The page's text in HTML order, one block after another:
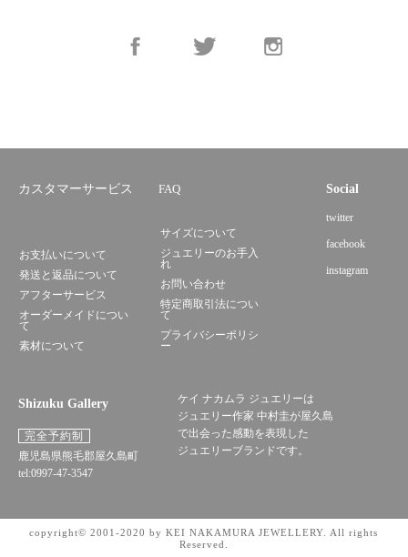
カスタマーサービス FAQ
お支払いについて
発送と返品について
アフターサービス
オーダーメイドについ
て
素材について
サイズについて
ジュエリーのお手入
れ
お問い合わせ
特定商取引法につい
て
プライバシーポリシ
ー
Social
twitter
facebook
instagram
Shizuku Gallery
完全予約制
鹿児島県熊毛郡屋久島町
tel:0997-47-3547
ケイ ナカムラ ジュエリーは
ジュエリー作家 中村圭が屋久島
で出会った感動を表現した
ジュエリーブランドです。
copyright© 2001-2020 by KEI NAKAMURA JEWELLERY. All rights
Reserved.